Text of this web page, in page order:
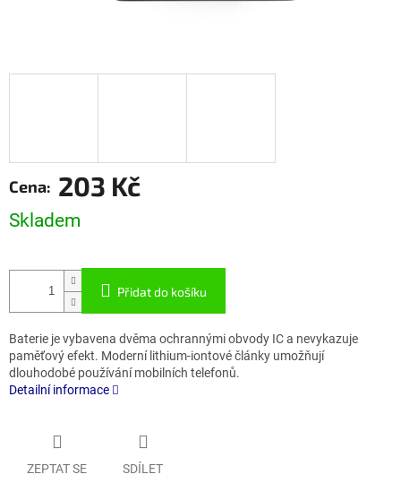
203 Kč
Měrná
Skladem
Přidat do košíku
Baterie je vybavena dvěma ochrannými obvody IC a nevykazuje
paměťový efekt. Moderní lithium-iontové články umožňují
dlouhodobé používání mobilních telefonů.
Detailní informace
ZEPTAT SE SDÍLET